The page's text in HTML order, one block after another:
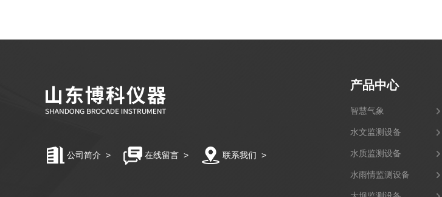
公司简介 > 在线留言 > 联系我们 >
产品中心
智慧气象
水文监测设备
水质监测设备
水雨情监测设备